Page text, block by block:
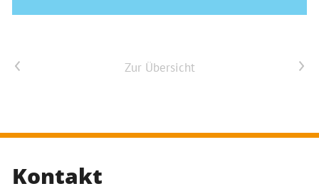
Vorheriger Artikel Zur Übersicht Nächster Artikel
Kontakt